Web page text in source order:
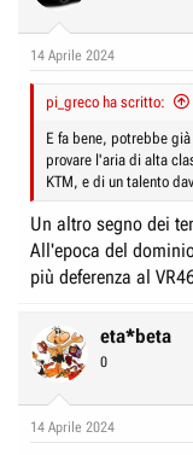
14 Aprile 2024
pi_greco ha scritto:
E fa bene, potrebbe
provare l'aria di alta
KTM, e di un talento
Un altro segno dei
All'epoca del
più deferenza al
eta*beta
0
14 Aprile 2024